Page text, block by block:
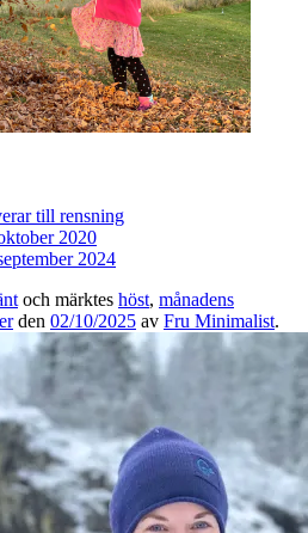
till rensning
2020
2024
och märktes höst, månadens
den 02/10/2025 av Fru Minimalist.